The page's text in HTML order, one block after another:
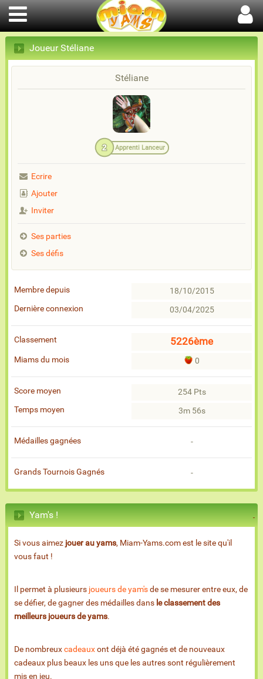
Joueur Stéliane
Stéliane
2 Apprenti Lanceur
Ecrire
Ajouter
Inviter
Ses parties
Ses défis
Membre depuis
18/10/2015
Dernière connexion
03/04/2025
Classement 5226ème
Miams du mois 0
Score moyen
254 Pts
Temps moyen
3m 56s
Médailles gagnées -
Grands Tournois Gagnés -
Yam's !
Si vous aimez jouer au yams, Miam-Yams.com est le site qu'il
vous faut !
Il permet à plusieurs joueurs de yam'sde se mesurer entre eux, de
se défier, de gagner des médailles dans le classement des
meilleurs joueurs de yams.
De nombreuxcadeauxont déjà été gagnés et de nouveaux
cadeaux plus beaux les uns que les autres sont régulièrement
mis en jeu.